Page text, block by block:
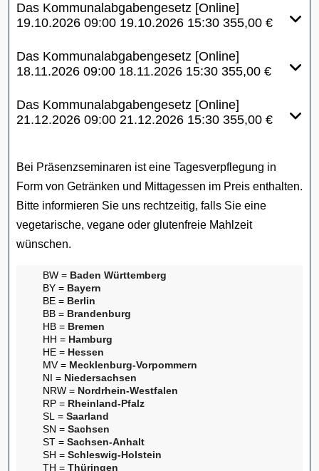
Das Kommunalabgabengesetz [Online]
19.10.2026 09:00 19.10.2026 15:30 355,00 €
Das Kommunalabgabengesetz [Online]
18.11.2026 09:00 18.11.2026 15:30 355,00 €
Das Kommunalabgabengesetz [Online]
21.12.2026 09:00 21.12.2026 15:30 355,00 €
Bei Präsenzseminaren ist eine Tagesverpflegung in
Form von Getränken und Mittagessen im Preis enthalten.
Bitte informieren Sie uns rechtzeitig, falls Sie eine
vegetarische, vegane oder glutenfreie Mahlzeit
wünschen.
BW = Baden Württemberg
BY = Bayern
BE = Berlin
BB = Brandenburg
HB = Bremen
HH = Hamburg
HE = Hessen
MV = Mecklenburg-Vorpommern
NI = Niedersachsen
NRW = Nordrhein-Westfalen
RP = Rheinland-Pfalz
SL = Saarland
SN = Sachsen
ST = Sachsen-Anhalt
SH = Schleswig-Holstein
TH = Thüringen